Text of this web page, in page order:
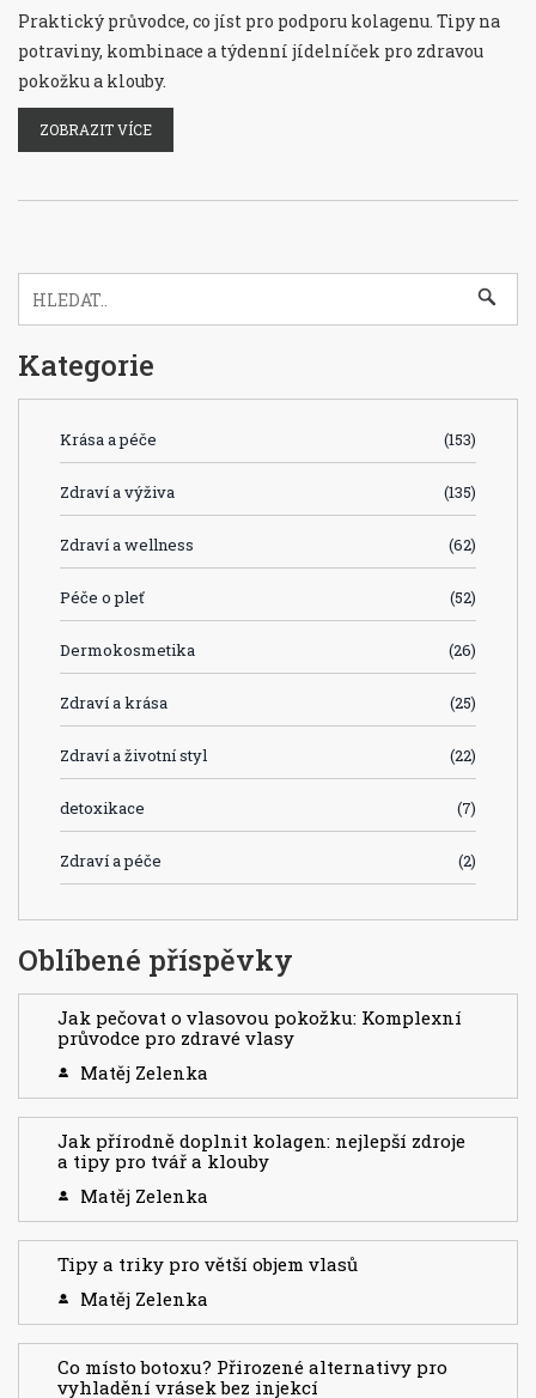
Praktický průvodce, co jíst pro podporu kolagenu. Tipy na
potraviny, kombinace a týdenní jídelníček pro zdravou
pokožku a klouby.
ZOBRAZIT VÍCE
Kategorie
Krása a péče (153)
Zdraví a výživa (135)
Zdraví a wellness (62)
Péče o pleť (52)
Dermokosmetika (26)
Zdraví a krása (25)
Zdraví a životní styl (22)
detoxikace (7)
Zdraví a péče (2)
Oblíbené příspěvky
Jak pečovat o vlasovou pokožku: Komplexní
průvodce pro zdravé vlasy
Matěj Zelenka
Jak přírodně doplnit kolagen: nejlepší zdroje
a tipy pro tvář a klouby
Matěj Zelenka
Tipy a triky pro větší objem vlasů
Matěj Zelenka
Co místo botoxu? Přirozené alternativy pro
vyhladění vrásek bez injekcí